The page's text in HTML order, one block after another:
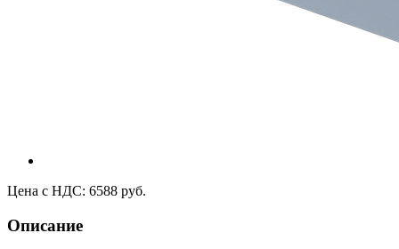
Цена с НДС: 6588 руб.
Описание